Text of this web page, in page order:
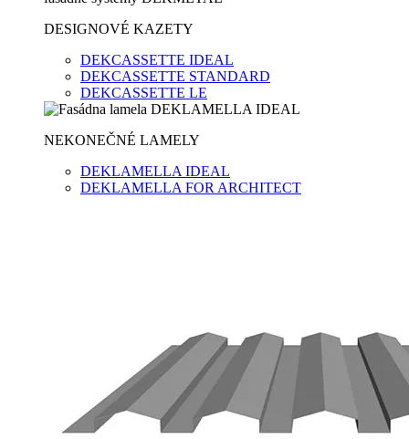
DESIGNOVÉ KAZETY
DEKCASSETTE IDEAL
DEKCASSETTE STANDARD
DEKCASSETTE LE
NEKONEČNÉ LAMELY
DEKLAMELLA IDEAL
DEKLAMELLA FOR ARCHITECT